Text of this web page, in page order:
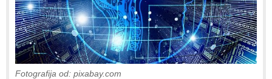
Fotografija od: pixabay.com